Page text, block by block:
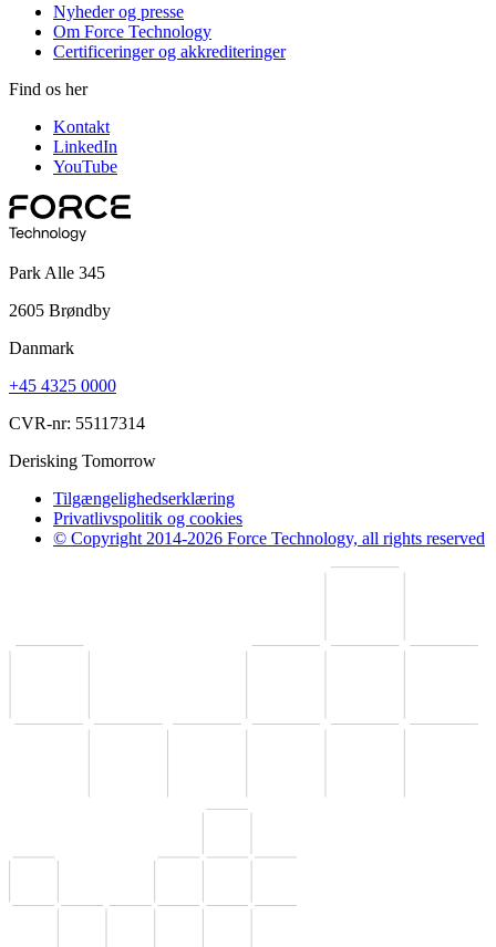
Nyheder og presse
Om Force Technology
Certificeringer og akkrediteringer
Find os her
Kontakt
LinkedIn
YouTube
Park Alle 345
2605 Brøndby
Danmark
+45 4325 0000
CVR-nr: 55117314
Derisking Tomorrow
Tilgængelighedserklæring
Privatlivspolitik og cookies
© Copyright 2014-2026 Force Technology, all rights reserved